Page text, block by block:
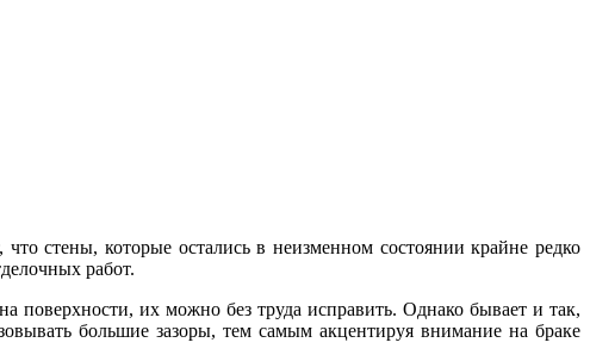
стены, которые остались в неизменном состоянии крайне редко
работ.
их можно без труда исправить. Однако бывает и так,
большие зазоры, тем самым акцентируя внимание на браке